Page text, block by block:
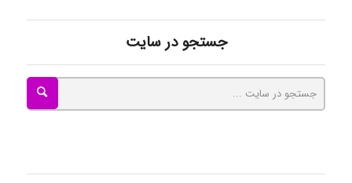
Mohammad
جستجو در سایت